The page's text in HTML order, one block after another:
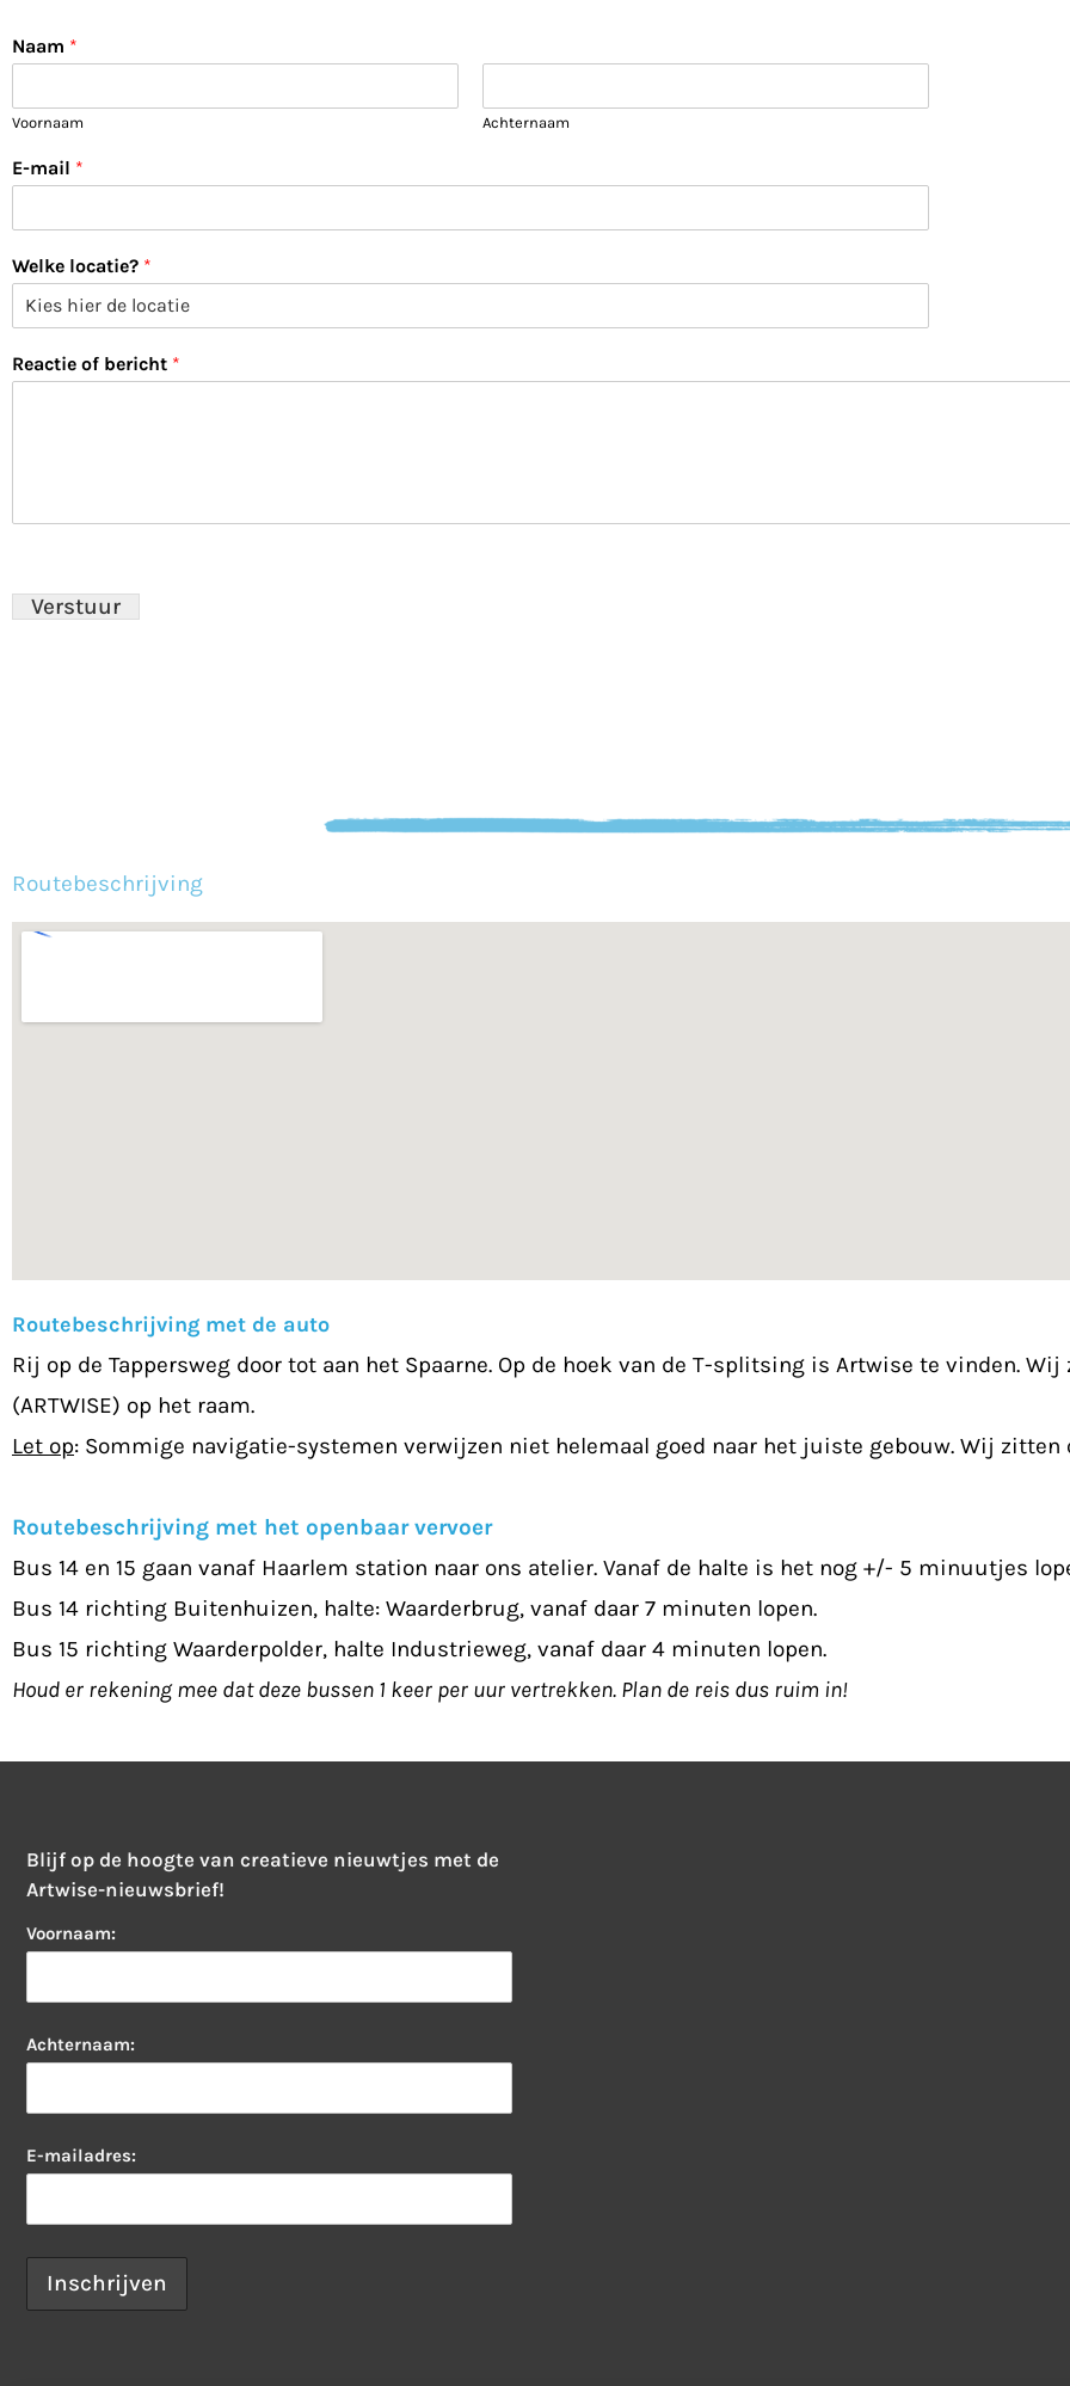
Naam *
Voornaam Achternaam
E-mail *
Welke locatie? *
Reactie of bericht *
Verstuur
Routebeschrijving
Routebeschrijving met de auto
Rij op de Tappersweg door tot aan het Spaarne. Op de hoek van de T-splitsing is Artwise te vinden.
(ARTWISE) op het raam.
Let op: Sommige navigatie-systemen verwijzen niet helemaal goed naar het juiste gebouw. Wij zitten
Routebeschrijving met het openbaar vervoer
Bus 14 en 15 gaan vanaf Haarlem station naar ons atelier. Vanaf de halte is het nog +/- 5 minuutjes
Bus 14 richting Buitenhuizen, halte: Waarderbrug, vanaf daar 7 minuten lopen.
Bus 15 richting Waarderpolder, halte Industrieweg, vanaf daar 4 minuten lopen.
Houd er rekening mee dat deze bussen 1 keer per uur vertrekken. Plan de reis dus ruim in!
Blijf op de hoogte van creatieve nieuwtjes met de
Artwise-nieuwsbrief!
Voornaam:
Achternaam:
E-mailadres: